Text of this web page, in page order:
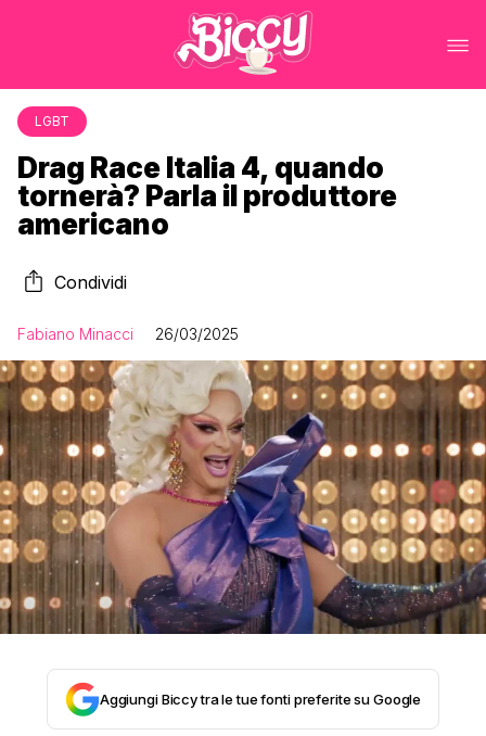
LGBT
Drag Race Italia 4, quando
tornerà? Parla il produttore
americano
Condividi
Fabiano Minacci 26/03/2025
Aggiungi Biccy tra le tue fonti preferite su Google